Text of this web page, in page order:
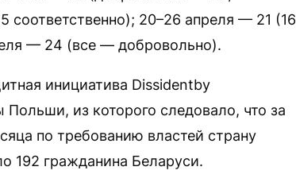
20–26 апреля — 21 (16
— 24 (все — добровольно).
инициатива Dissidentby
из которого следовало, что за
по требованию властей страну
192 гражданина Беларуси.